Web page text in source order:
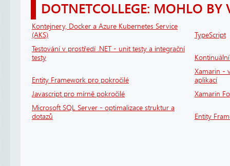
DOTNETCOLLEGE: MOHLO BY
Kontejnery, Docker a Azure Kubernetes Service
(AKS)
TypeScript
Testování v prostředí .NET - unit testy a integrační
testy
Entity Framework pro pokročilé
Xamarin -
aplikací
Javascript pro mírně pokročilé
Xamarin
Microsoft SQL Server - optimalizace struktur a
dotazů
Entity